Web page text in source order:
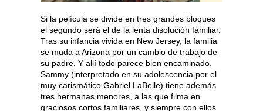
Si la película se divide en tres grandes bloques
el segundo será el de la lenta disolución familiar.
Tras su infancia vivida en New Jersey, la familia
se muda a Arizona por un cambio de trabajo de
su padre. Y allí todo parece bien encaminado.
Sammy (interpretado en su adolescencia por el
muy carismático Gabriel LaBelle) tiene además
tres hermanas menores, a las que filma en
graciosos cortos familiares, y siempre con ellos